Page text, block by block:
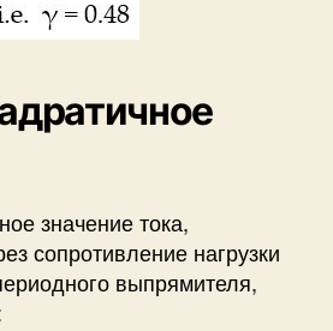
значение тока,
сопротивление нагрузки
выпрямителя,